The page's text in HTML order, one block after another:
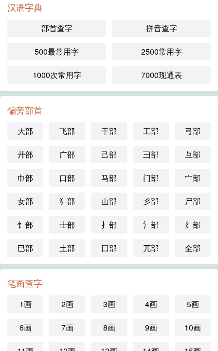
汉语字典
部首查字 拼音查字
500最常用字 2500常用字
1000次常用字 7000现通表
偏旁部首
大部 飞部 干部 工部 弓部
廾部 广部 己部 彐部 彑部
巾部 口部 马部 门部 宀部
女部 犭部 山部 彡部 尸部
饣部 士部 扌部 氵部 纟部
巳部 土部 囗部 兀部 全部
笔画查字
1画 2画 3画 4画 5画
6画 7画 8画 9画 10画